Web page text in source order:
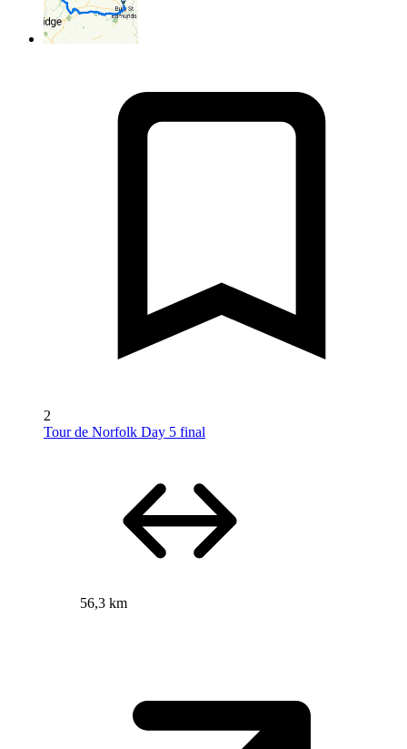
2
Tour de Norfolk Day 5 final
56,3 km